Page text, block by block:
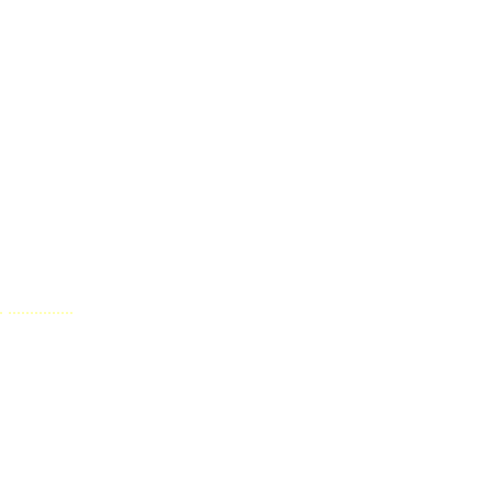
...............